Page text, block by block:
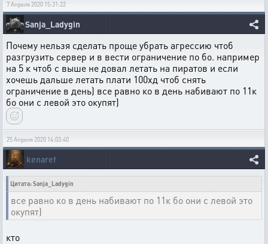
7 Апреля 2020 15:31:22
Sanja_Ladygin
Почему нельзя сделать проще убрать агрессию чтоб
разгрузить сервер и в вести ограничение по бо. например
на 5 к чтоб с выше не довал летать на пиратов и если
хочешь дальше летать плати 100хд чтоб снять
ограничение в день) все равно ко в день набивают по 11к
бо они с левой это окупят)
25 Апреля 2020 14:03:40
kenaref
Цитата: Sanja_Ladygin
все равно ко в день набивают по 11к бо они с левой это
окупят)
кто